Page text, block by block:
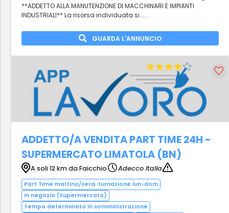
**ADDETTO ALLA MANUTENZIONE DI MACCHINARI E IMPIANTI
INDUSTRIALI** La risorsa individuata si......
GUARDA L'ANNUNCIO
ADDETTO/A VENDITA PART TIME 24H -
SUPERMERCATO LIMATOLA (BN)
A soli 12 km da Faicchio Adecco Italia
Part Time mattino/sera, turnazione lun-dom
In negozio (Supermercato)
Tempo determinato in somministrazione